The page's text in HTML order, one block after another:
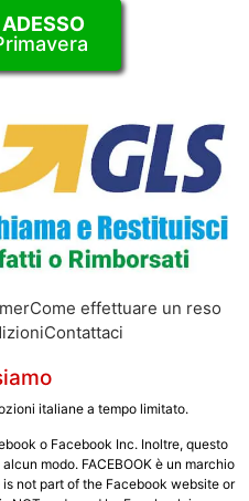
Come effettuare un reso
Contattaci
italiane a tempo limitato.
o Facebook Inc. Inoltre, questo
modo. FACEBOOK è un marchio
is not part of the Facebook website or